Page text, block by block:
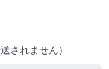
されません）